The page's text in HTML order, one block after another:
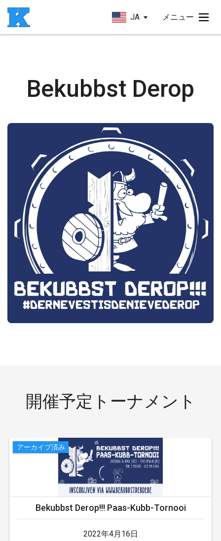
JA メニュー
Bekubbst Derop
開催予定トーナメント
アーカイブ済み
Bekubbst Derop!!! Paas-Kubb-Tornooi
2022年4月16日